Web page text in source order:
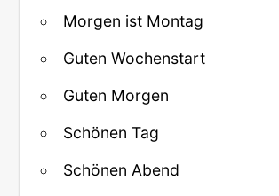
Morgen ist Montag
Guten Wochenstart
Guten Morgen
Schönen Tag
Schönen Abend